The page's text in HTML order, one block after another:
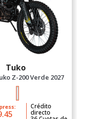
Tuko
Z-200 Verde 2027
Crédito
directo